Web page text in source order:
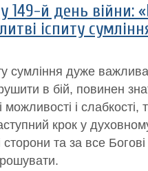
149-й день
іспиту
сумління дуже
в бій, повинен
можливості і
крок у
сторони та за все